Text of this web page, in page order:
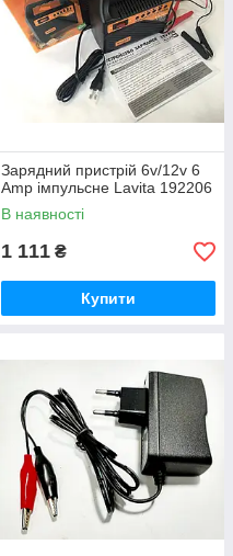
Зарядний пристрій 6v/12v 6
Amp імпульсне Lavita 192206
В наявності
1 111 ₴
Купити